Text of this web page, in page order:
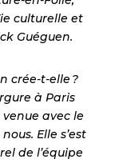
culturelle et
Guéguen.
crée-t-elle ?
à Paris
venue avec le
Elle s’est
de l’équipe